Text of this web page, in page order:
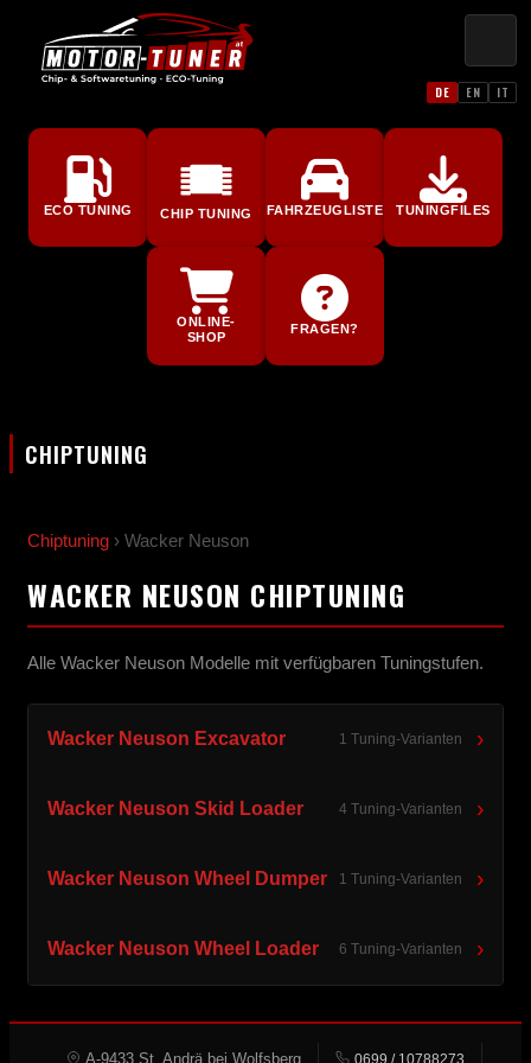
DE EN IT
ECO TUNING CHIP TUNING FAHRZEUGLISTE TUNINGFILES
ONLINE-
SHOP
FRAGEN?
CHIPTUNING
Chiptuning › Wacker Neuson
WACKER NEUSON CHIPTUNING
Alle Wacker Neuson Modelle mit verfügbaren Tuningstufen.
Wacker Neuson Excavator 1 Tuning-Varianten ›
Wacker Neuson Skid Loader 4 Tuning-Varianten ›
Wacker Neuson Wheel Dumper 1 Tuning-Varianten ›
Wacker Neuson Wheel Loader 6 Tuning-Varianten ›
A-9433 St. Andrä bei Wolfsberg 0699 / 10788273